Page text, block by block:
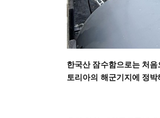
한국산 잠수함으로는 처
토리아의 해군기지에 정